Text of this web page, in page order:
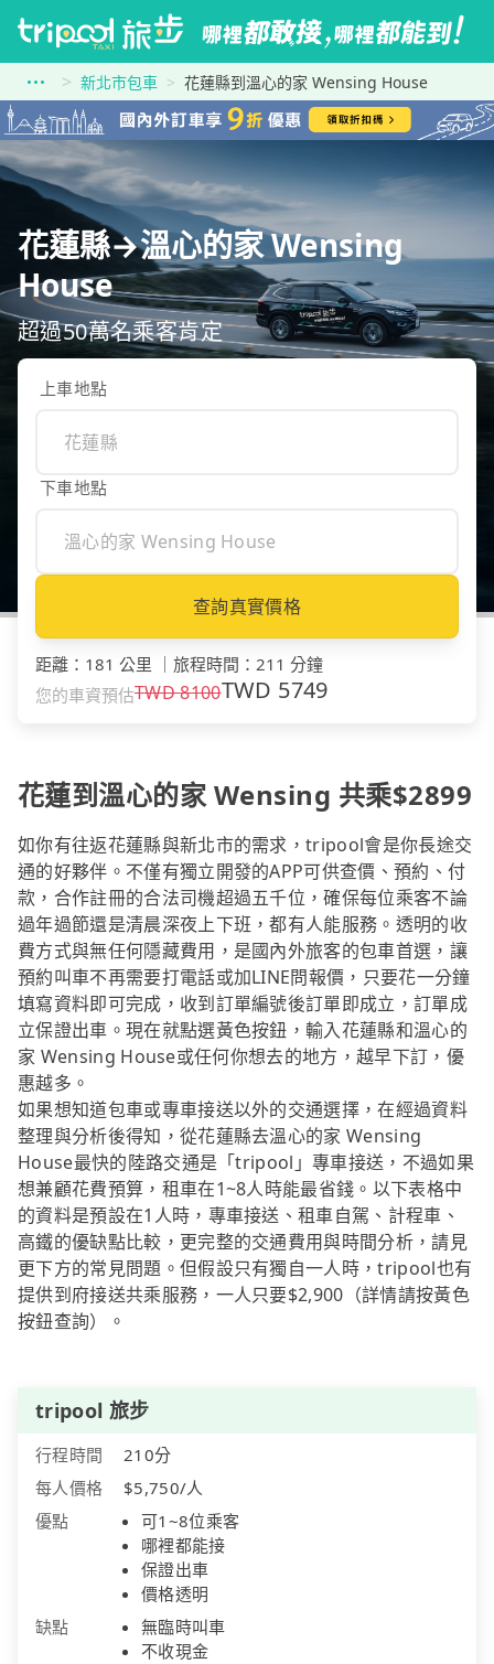
新北市包車 花蓮縣到溫心的家 Wensing House
花蓮縣→溫心的家 Wensing
House
超過50萬名乘客肯定
上車地點
下車地點
查詢真實價格
距離 ： 181 公里 旅程時間 ： 211 分鐘
您的車資預估TWD8100TWD 5749
花蓮到溫心的家 Wensing 共乘$2899
如你有往返花蓮縣與新北市的需求，tripool會是你長途交
通的好夥伴。不僅有獨立開發的APP可供查價、預約、付
款，合作註冊的合法司機超過五千位，確保每位乘客不論
過年過節還是清晨深夜上下班，都有人能服務。透明的收
費方式與無任何隱藏費用，是國內外旅客的包車首選，讓
預約叫車不再需要打電話或加LINE問報價，只要花一分鐘
填寫資料即可完成，收到訂單編號後訂單即成立，訂單成
立保證出車。現在就點選黃色按鈕，輸入花蓮縣和溫心的
家 Wensing House或任何你想去的地方，越早下訂，優
惠越多。
如果想知道包車或專車接送以外的交通選擇，在經過資料
整理與分析後得知，從花蓮縣去溫心的家 Wensing
House最快的陸路交通是「tripool」專車接送，不過如果
想兼顧花費預算，租車在1~8人時能最省錢。以下表格中
的資料是預設在1人時，專車接送、租車自駕、計程車、
高鐵的優缺點比較，更完整的交通費用與時間分析，請見
更下方的常見問題。但假設只有獨自一人時，tripool也有
提供到府接送共乘服務，一人只要$2,900（詳情請按黃色
按鈕查詢）。
tripool 旅步
行程時間
210分
每人價格
$5,750/人
優點
可1~8位乘客
哪裡都能接
保證出車
價格透明
缺點
無臨時叫車
不收現金